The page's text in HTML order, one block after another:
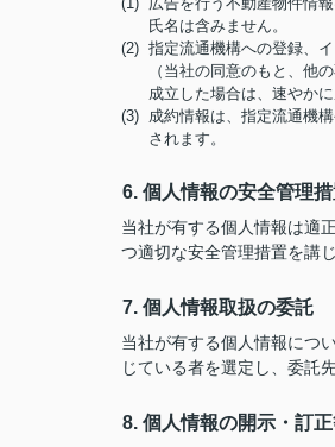
氏名は含みません。
(2) 指定流通機構への登録、
（当社の同意のもと、他
成立した場合は、速やか
(3) 成約情報は、指定流通機
されます。
6. 個人情報の安全管理
当社が有する個人情報は適
つ適切な安全管理措置を講じ
7. 個人情報取扱の委託
当社が有する個人情報につ
じている者を選定し、委託
8. 個人情報の開示・訂